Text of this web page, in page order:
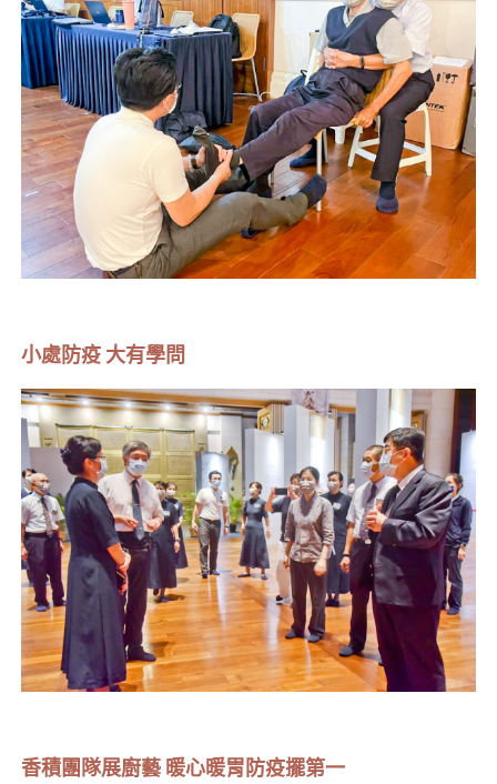
小處防疫 大有學問
香積團隊展廚藝 暖心暖胃防疫擺第一